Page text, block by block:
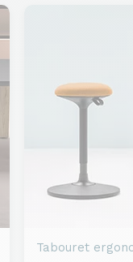
Tabouret